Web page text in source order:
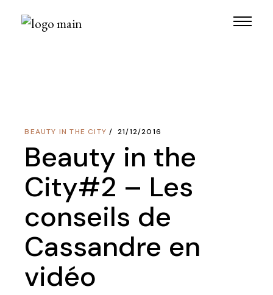
BEAUTY IN THE CITY 21/12/2016
Beauty in the
City#2 – Les
conseils de
Cassandre en
vidéo